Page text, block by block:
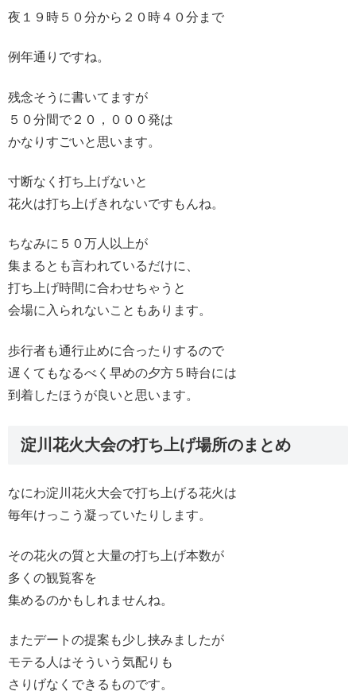
夜１９時５０分から２０時４０分まで
例年通りですね。
残念そうに書いてますが
５０分間で２０，０００発は
かなりすごいと思います。
寸断なく打ち上げないと
花火は打ち上げきれないですもんね。
ちなみに５０万人以上が
集まるとも言われているだけに、
打ち上げ時間に合わせちゃうと
会場に入られないこともあります。
歩行者も通行止めに合ったりするので
遅くてもなるべく早めの夕方５時台には
到着したほうが良いと思います。
淀川花火大会の打ち上げ場所のまとめ
なにわ淀川花火大会で打ち上げる花火は
毎年けっこう凝っていたりします。
その花火の質と大量の打ち上げ本数が
多くの観覧客を
集めるのかもしれませんね。
またデートの提案も少し挟みましたが
モテる人はそういう気配りも
さりげなくできるものです。